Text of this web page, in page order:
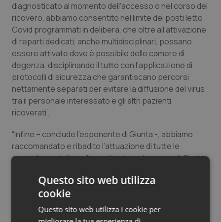
Salute orale & impianti
Sangue & coagulazione
Tiroide
Tumore al seno
Tumore ovarico
Tumori del Polmone & Testa Collo
Ulcera & Reflusso
Vaccini
diagnosticato al momento dell'accesso o nel corso del
ricovero, abbiamo consentito nel limite dei posti letto
Covid programmati in delibera, che oltre all'attivazione
di reparti dedicati, anche multidisciplinari, possano
essere attivate dove è possibile delle camere di
degenza, disciplinando il tutto con l’applicazione di
protocolli di sicurezza che garantiscano percorsi
nettamente separati per evitare la diffusione del virus
tra il personale interessato e gli altri pazienti
ricoverati”.
“Infine – conclude l’esponente di Giunta -, abbiamo
raccomandato e ribadito l’attuazione di tutte le
procedure relative all'accettazione dei pazienti Covid
che i pazienti positivi al virus vengano ricoverati
prioritariamente in strutture ospedaliere non dedicate
alla gestione delle patologie complesse o
tempodipendenti, fatta eccezione per quelle gravi
Questo sito web utilizza
cookie
Questo sito web utilizza i cookie per